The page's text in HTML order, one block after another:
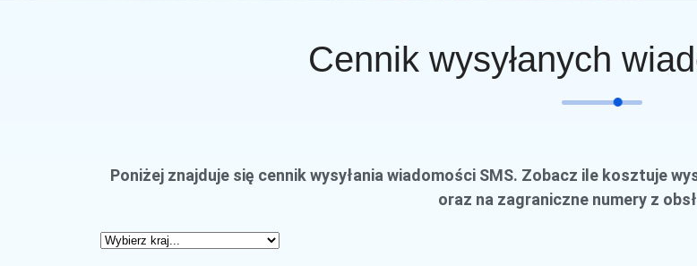
Cennik wysyłanych
Poniżej znajduje się cennik wysyłania wiadomości SMS. Zobacz ile kosztuje
oraz na zagraniczne numery z